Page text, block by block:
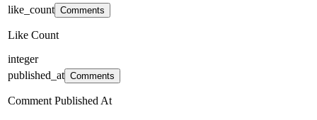
like_count Comments
Like Count
integer
published_at Comments
Comment Published At